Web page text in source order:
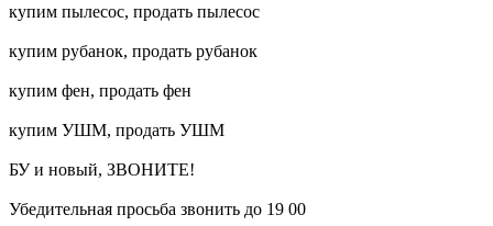
купим пылесос, продать пылесос
купим рубанок, продать рубанок
купим фен, продать фен
купим УШМ, продать УШМ
БУ и новый, ЗВОНИТЕ!
Убедительная просьба звонить до 19 00